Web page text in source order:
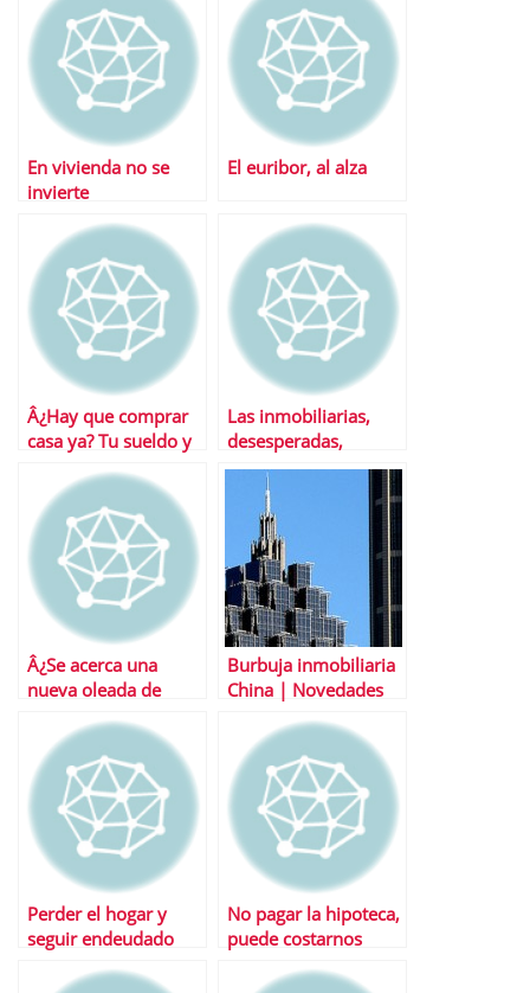
En vivienda no se
invierte
El euribor, al alza
Â¿Hay que comprar
casa ya? Tu sueldo y
tienen la palabra
Las inmobiliarias,
desesperadas,
celebran dos ferias
por semana para
vender como sea
Â¿Se acerca una
nueva oleada de
Burbuja inmobiliaria
China | Novedades
compra vivienda
Perder el hogar y
seguir endeudado
No pagar la hipoteca,
puede costarnos